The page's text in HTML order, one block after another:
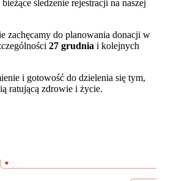
śledzenie rejestracji na naszej
zachęcamy do planowania donacji w
27 grudnia i kolejnych
i gotowość do dzielenia się tym,
ratującą zdrowie i życie.